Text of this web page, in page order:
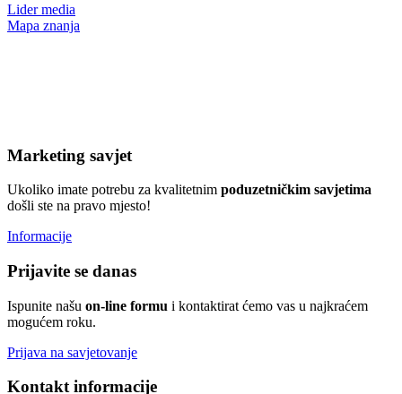
Lider media
Mapa znanja
Marketing savjet
Ukoliko imate potrebu za kvalitetnim poduzetničkim savjetima
došli ste na pravo mjesto!
Informacije
Prijavite se danas
Ispunite našu on-line formu i kontaktirat ćemo vas u najkraćem
mogućem roku.
Prijava na savjetovanje
Kontakt informacije